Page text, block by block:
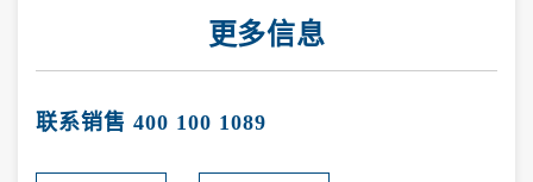
更多信息
联系销售 400 100 1089